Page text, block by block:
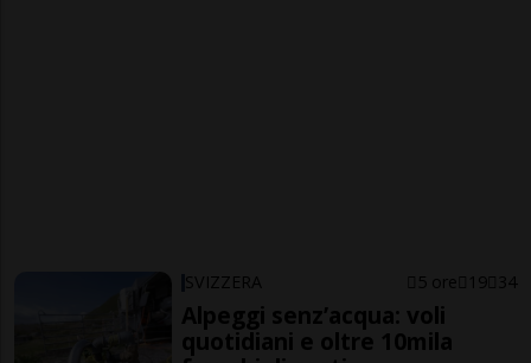
SVIZZERA 5 ore 19 34
Alpeggi senz’acqua: voli
quotidiani e oltre 10mila